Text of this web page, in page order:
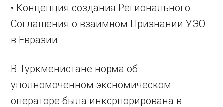
• Концепция создания Регионального
Соглашения о взаимном Признании УЭО
в Евразии.
В Туркменистане норма об
уполномоченном экономическом
операторе была инкорпорирована в